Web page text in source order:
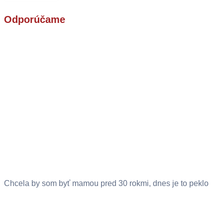
Odporúčame
Chcela by som byť mamou pred 30 rokmi, dnes je to peklo